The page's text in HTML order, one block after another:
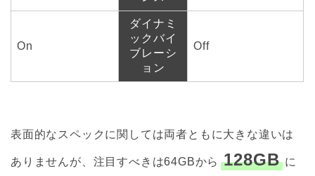
On
ダイナミ
ックバイ
ブレーシ
ョン
Off
表面的なスペックに関しては両者ともに大きな違いは
ありませんが、注目すべきは64GBから 128GB に